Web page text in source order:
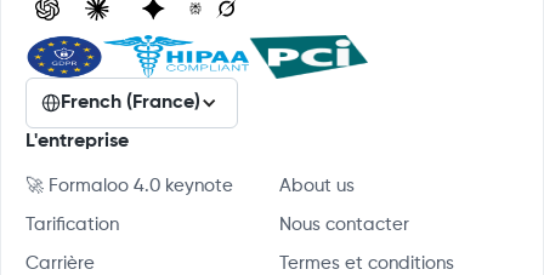
French (France)
L'entreprise
🚀 Formaloo 4.0 keynote About us
Tarification Nous contacter
Carrière Termes et conditions